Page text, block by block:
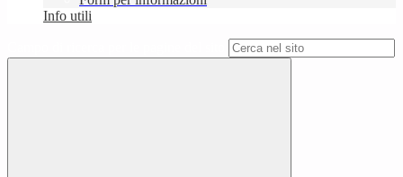
Info utili